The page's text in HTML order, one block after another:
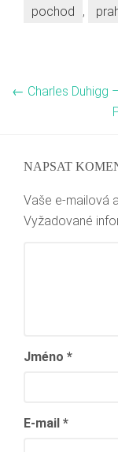
pochod ,
← Charles Duhigg
NAPSAT
Vaše e-mailová
Vyžadované
Jméno *
E-mail *